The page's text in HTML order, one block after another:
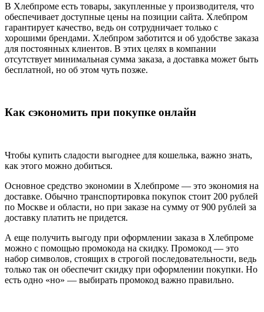
В Хлебпроме есть товары, закупленные у производителя, что
обеспечивает доступные цены на позиции сайта. Хлебпром
гарантирует качество, ведь он сотрудничает только с
хорошими брендами. Хлебпром заботится и об удобстве заказа
для постоянных клиентов. В этих целях в компании
отсутствует минимальная сумма заказа, а доставка может быть
бесплатной, но об этом чуть позже.
Как сэкономить при покупке онлайн
Чтобы купить сладости выгоднее для кошелька, важно знать,
как этого можно добиться.
Основное средство экономии в Хлебпроме — это экономия на
доставке. Обычно транспортировка покупок стоит 200 рублей
по Москве и области, но при заказе на сумму от 900 рублей за
доставку платить не придется.
А еще получить выгоду при оформлении заказа в Хлебпроме
можно с помощью промокода на скидку. Промокод — это
набор символов, стоящих в строгой последовательности, ведь
только так он обеспечит скидку при оформлении покупки. Но
есть одно «но» — выбирать промокод важно правильно.